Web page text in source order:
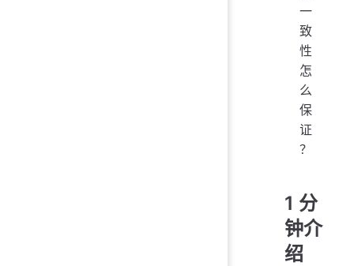
一
致
性
怎
么
保
证
？
1 分
钟介
绍